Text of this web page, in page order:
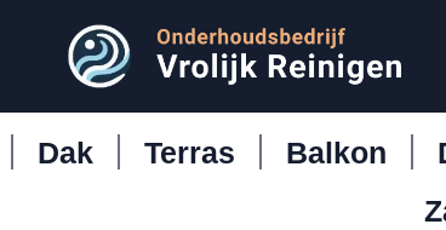
Dak Terras Balkon